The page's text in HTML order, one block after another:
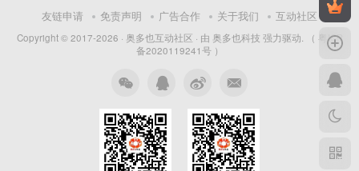
友链申请 免责声明 广告合作 关于我们 互动社区
Copyright © 2017-2026 · 奥多也互动社区 · 由 奥多也科技 强力驱动.
（ 粤ICP
备2020119241号 ）